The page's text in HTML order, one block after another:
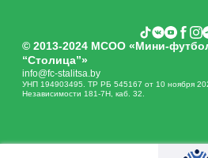
© 2013-2024 МСОО «Мини-
“Столица”»
info@fc-stalitsa.by
УНП 194903495. ТР РБ 545167 от 10 ноября
Независимости 181-7Н, каб. 32.